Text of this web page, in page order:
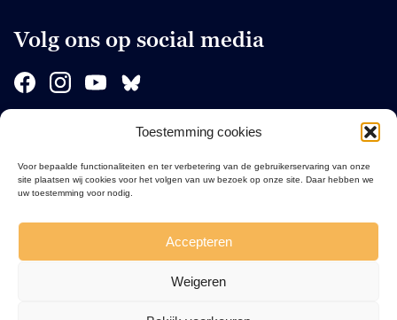
Toestemming cookies
Voor bepaalde functionaliteiten en ter verbetering van de gebruikerservaring van onze
site plaatsen wij cookies voor het volgen van uw bezoek op onze site. Daar hebben we
uw toestemming voor nodig.
Accepteren
Weigeren
Volg ons op social media